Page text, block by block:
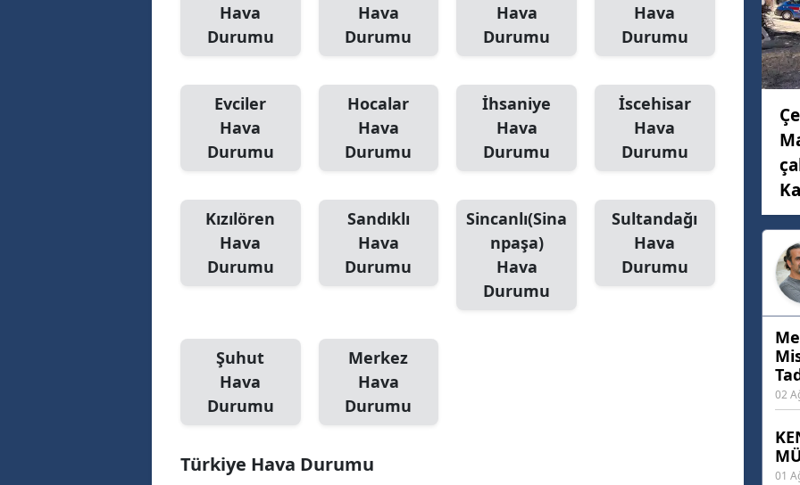
Hava
Durumu
Hava
Durumu
Hava
Durumu
Hava
Durumu
Evciler
Hava
Durumu
Hocalar
Hava
Durumu
İhsaniye
Hava
Durumu
İscehisar
Hava
Durumu
Kızılören
Hava
Durumu
Sandıklı
Hava
Durumu
Sincanlı(Sina
npaşa)
Hava
Durumu
Sultandağı
Hava
Durumu
Şuhut
Hava
Durumu
Merkez
Hava
Durumu
Türkiye Hava Durumu
02
01